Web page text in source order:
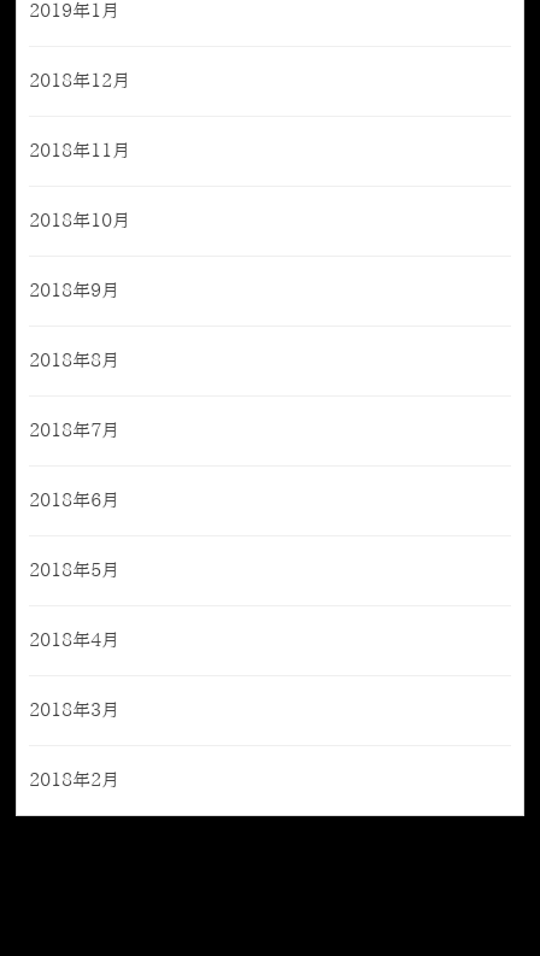
2019年1月
2018年12月
2018年11月
2018年10月
2018年9月
2018年8月
2018年7月
2018年6月
2018年5月
2018年4月
2018年3月
2018年2月